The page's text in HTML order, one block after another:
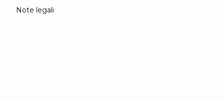
Note legali